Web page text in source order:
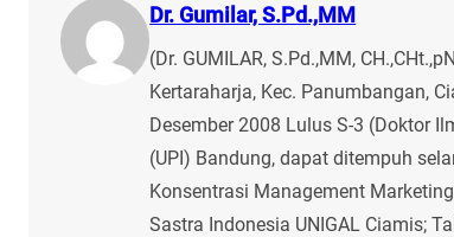
Dr. Gumilar, S.Pd.,MM
(Dr. GUMILAR, S.Pd.,MM,
Kertaraharja, Kec. Panumbangan,
Desember 2008 Lulus S-3 (Doktor
(UPI) Bandung, dapat ditempuh
Konsentrasi Management
Sastra Indonesia UNIGAL Ciamis;